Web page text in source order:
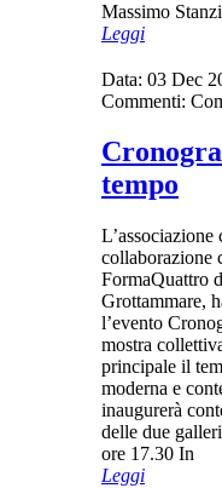
Massimo
Leggi
Data: 03 Dec
Commenti:
tempo
collaborazione
FormaQuattro
Grottammare,
l’evento
mostra
principale il
moderna e
inaugurerà
delle due
ore 17.30 In
Leggi